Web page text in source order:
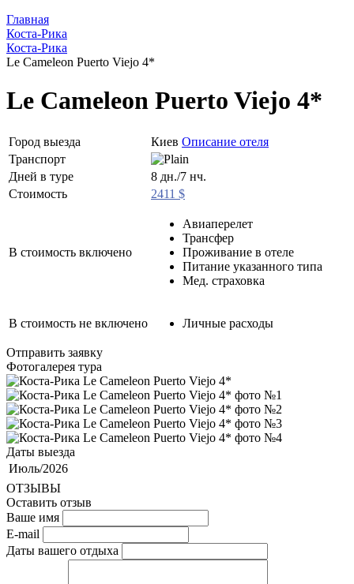
Главная
Коста-Рика
Коста-Рика
Le Cameleon Puerto Viejo 4*
Le Cameleon Puerto Viejo 4*
Город выезда Киев Описание отеля
Транспорт
Дней в туре
8 дн./7 нч.
Стоимость
2411 $
В стоимость включено
Авиаперелет
Трансфер
Проживание в отеле
Питание указанного типа
Мед. страховка
В стоимость не включено Личные расходы
Отправить заявку
Фотогалерея тура
Даты выезда
Июль/2026
ОТЗЫВЫ
Оставить отзыв
Ваше имя
E-mail
Даты вашего отдыха